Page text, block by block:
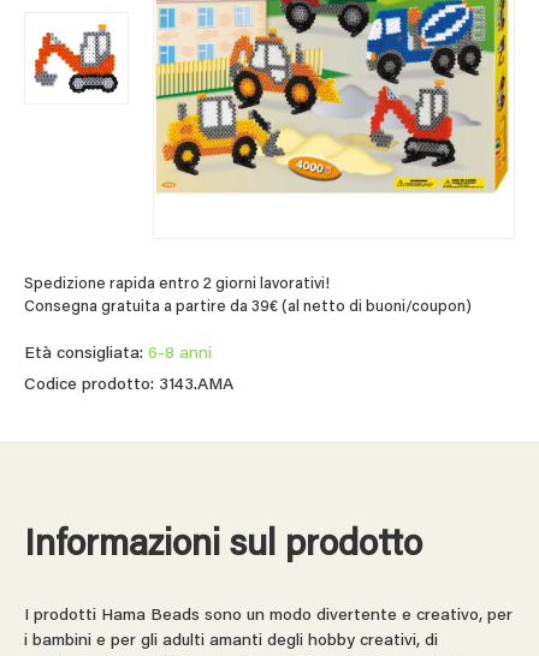
Spedizione rapida entro 2 giorni lavorativi!
Consegna gratuita a partire da 39€ (al netto di buoni/coupon)
Età consigliata: 6-8 anni
Codice prodotto: 3143.AMA
Informazioni sul prodotto
I prodotti Hama Beads sono un modo divertente e creativo, per
i bambini e per gli adulti amanti degli hobby creativi, di